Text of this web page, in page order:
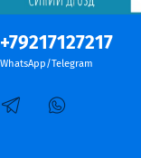
+79217127217
WhatsApp/Telegram